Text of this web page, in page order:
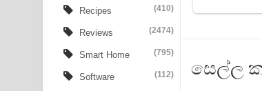
Mathaka Aluthin Liyanna Song
Sandak Awith Song Lyrics - සඳක්
Recipes (410)
Reviews (2474)
Smart Home (795)
Software (112) සෙල්ල